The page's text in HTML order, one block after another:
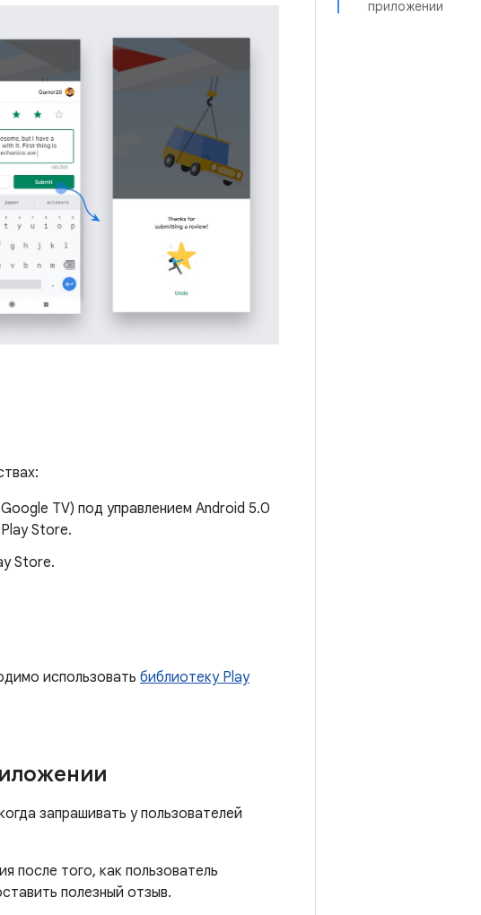
приложении
TV) под управлением Android 5.0
Store.
Store.
использовать библиотеку Play
запрашивать у пользователей
после того, как пользователь
полезный отзыв.